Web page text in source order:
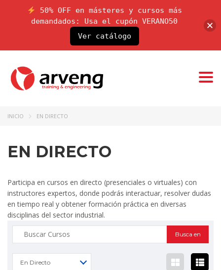
INICIO EN DIRECTO
EN DIRECTO
Participa en cursos en directo (presenciales o virtuales) con
instructores expertos, donde podrás interactuar, resolver dudas
en tiempo real y obtener formación práctica en diversas
disciplinas del sector industrial.
Buscar:
En Directo
50% OFF en másteres y cursos más
demandados: Usa el cupón VERANO50
Ver catálogo